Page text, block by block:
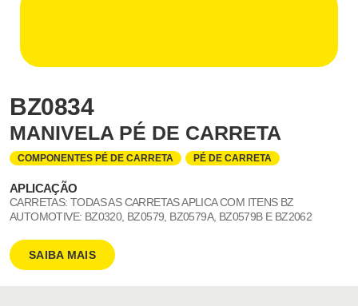
BZ0834
MANIVELA PÉ DE CARRETA
COMPONENTES PÉ DE CARRETA PÉ DE CARRETA
APLICAÇÃO
CARRETAS: TODAS AS CARRETAS APLICA COM ITENS BZ
AUTOMOTIVE: BZ0320, BZ0579, BZ0579A, BZ0579B E BZ2062
SAIBA MAIS